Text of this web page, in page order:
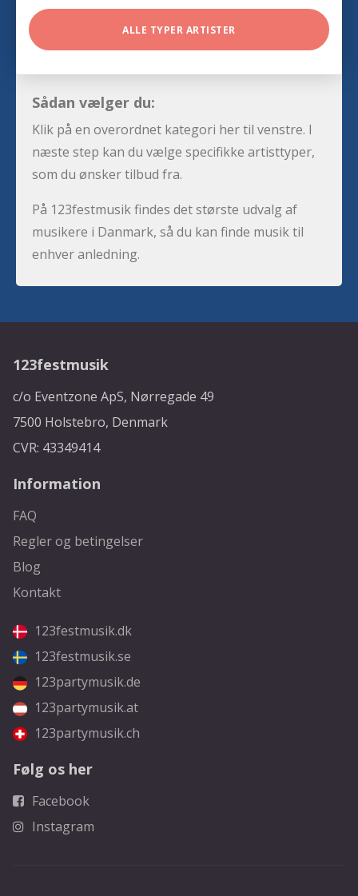
ALLE TYPER ARTISTER
Sådan vælger du:
Klik på en overordnet kategori her til venstre. I
næste step kan du vælge specifikke artisttyper,
som du ønsker tilbud fra.
På 123festmusik findes det største udvalg af
musikere i Danmark, så du kan finde musik til
enhver anledning.
123festmusik
c/o Eventzone ApS, Nørregade 49
7500 Holstebro, Denmark
CVR: 43349414
Information
FAQ
Regler og betingelser
Blog
Kontakt
123festmusik.dk
123festmusik.se
123partymusik.de
123partymusik.at
123partymusik.ch
Følg os her
Facebook
Instagram